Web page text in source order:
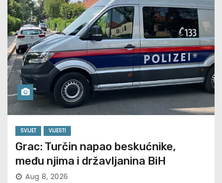
SVIJET VIJESTI
Grac: Turčin napao beskućnike,
među njima i državljanina BiH
Aug 8, 2026